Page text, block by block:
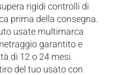
rigidi controlli di
prima della consegna.
usate multimarca
garantito e
di 12 o 24 mesi.
del tuo usato con